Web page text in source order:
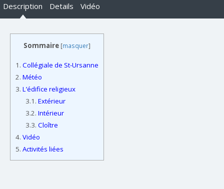
Description Details Vidéo
Sommaire [masquer]
1. Collégiale de St-Ursanne
2. Météo
3. L’édifice religieux
3.1. Extérieur
3.2. Intérieur
3.3. Cloître
4. Vidéo
5. Activités liées